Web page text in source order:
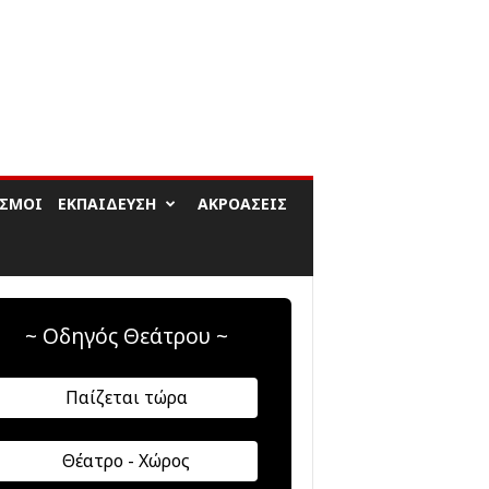
ΕΚΠΑΊΔΕΥΣΗ ΑΚΡΟΆΣΕΙΣ
~ Οδηγός Θεάτρου ~
Παίζεται τώρα
Θέατρο - Χώρος